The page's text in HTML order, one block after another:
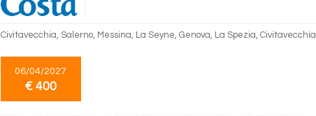
Civitavecchia, Salerno, Messina, La Seyne, Genova, La Spezia, Civitavecchia
06/04/2027
€ 400